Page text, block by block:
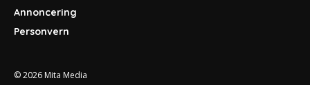
Annoncering
Personvern
© 2026 Mita Media